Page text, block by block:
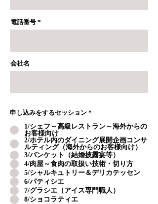
電話番号
会社名
申し込みをするセッション *
1/シェフ～高級レストラン～海外からの
お客様向け
2/ホテル内のダイニング展開企画コンサ
ルティング（海外からのお客様向け）
3/バンケット（結婚披露宴等）
4/肉屋～食肉の取扱い技術・切り方
5/シャルキュトリー＆デリカテッセン
6/パティシエ
7/グラシエ（アイス専門職人）
8/ショコラティエ